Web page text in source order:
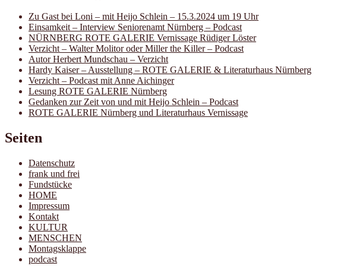
Zu Gast bei Loni – mit Heijo Schlein – 15.3.2024 um 19 Uhr
Einsamkeit – Interview Seniorenamt Nürnberg – Podcast
NÜRNBERG ROTE GALERIE Vernissage Rüdiger Löster
Verzicht – Walter Molitor oder Miller the Killer – Podcast
Autor Herbert Mundschau – Verzicht
Hardy Kaiser – Ausstellung – ROTE GALERIE & Literaturhaus Nürnberg
Verzicht – Podcast mit Anne Aichinger
Lesung ROTE GALERIE Nürnberg
Gedanken zur Zeit von und mit Heijo Schlein – Podcast
ROTE GALERIE Nürnberg und Literaturhaus Vernissage
Seiten
Datenschutz
frank und frei
Fundstücke
HOME
Impressum
Kontakt
KULTUR
MENSCHEN
Montagsklappe
podcast